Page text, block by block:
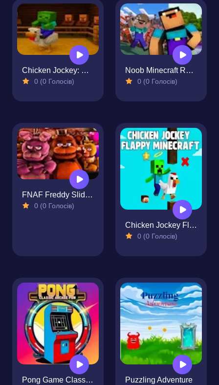
Chicken Jockey: Hidden Lava Chicken
0 (0 Голосів)
Noob Minecraft Reassembled
0 (0 Голосів)
FNAF Freddy Sliding Puzzle
0 (0 Голосів)
Chicken Jockey Flappy Minecraft
0 (0 Голосів)
Pong Game Classic Arcade Fun! Puzzling Adventure